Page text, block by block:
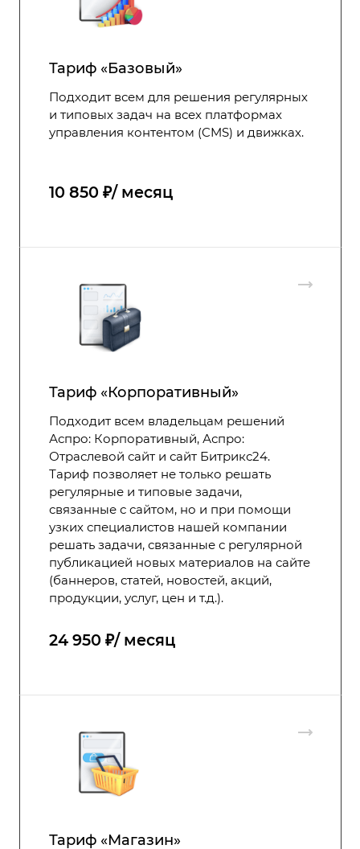
Тариф «Базовый»
Подходит всем для решения регулярных
и типовых задач на всех платформах
управления контентом (CMS) и движках.
10 850 ₽/ месяц
Тариф «Корпоративный»
Подходит всем владельцам решений
Аспро: Корпоративный, Аспро:
Отраслевой сайт и сайт Битрикс24.
Тариф позволяет не только решать
регулярные и типовые задачи,
связанные с сайтом, но и при помощи
узких специалистов нашей компании
решать задачи, связанные с регулярной
публикацией новых материалов на сайте
(баннеров, статей, новостей, акций,
продукции, услуг, цен и т.д.).
24 950 ₽/ месяц
Тариф «Магазин»